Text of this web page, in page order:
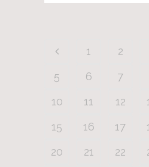
1 2
5
6 7
10
11 12
15
16 17
20
21 22